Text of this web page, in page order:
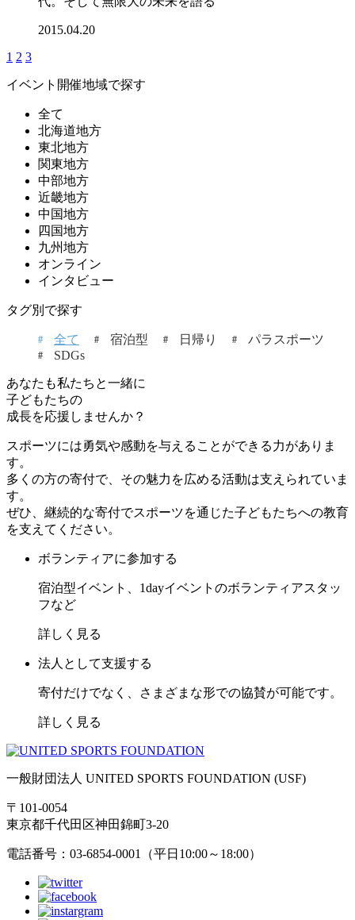
2015.04.20
1 2 3
イベント開催地域で探す
全て
北海道地方
東北地方
関東地方
中部地方
近畿地方
中国地方
四国地方
九州地方
オンライン
インタビュー
タグ別で探す
全て 宿泊型 日帰り
パラスポーツ
SDGs
あなたも私たちと一緒に
子どもたちの
成長を応援しませんか？
スポーツには勇気や感動を与えることができる力がありま
す。
多くの方の寄付で、その魅力を広める活動は支えられていま
す。
ぜひ、継続的な寄付でスポーツを通じた子どもたちへの教育
を支えてください。
ボランティアに参加する
宿泊型イベント、1dayイベントのボランティアスタッ
フなど
詳しく見る
法人として支援する
寄付だけでなく、さまざまな形での協賛が可能です。
詳しく見る
一般財団法人 UNITED SPORTS FOUNDATION (USF)
〒101-0054
東京都千代田区神田錦町3-20
電話番号：03-6854-0001（平日10:00～18:00）